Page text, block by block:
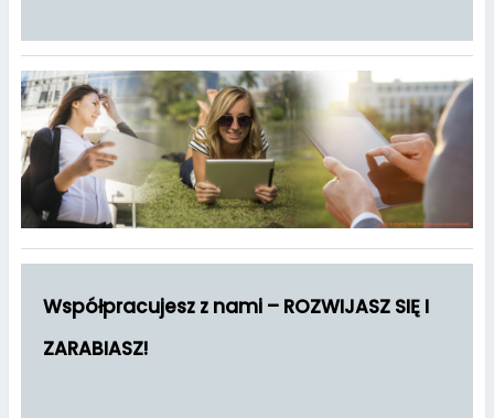
Współpracujesz z nami – ROZWIJASZ SIĘ I
ZARABIASZ!